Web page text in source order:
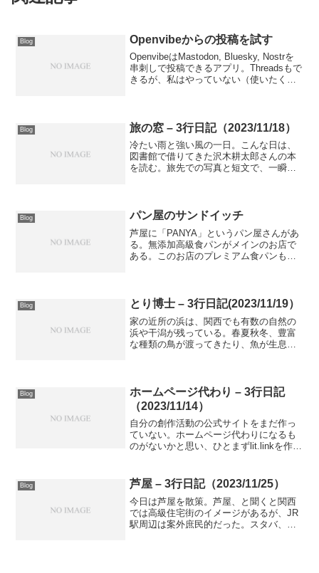
Blog Openvibeからの投稿を試す
OpenvibeはMastodon, Bluesky, Nostrを
串刺しで投稿できるアプリ。Threadsもで
きるが、私はやっていない（使いたくな
Blog 旅の窓 – 3行日記（2023/11/18）
冷たい雨と強い風の一日。こんな日は、
図書館で借りてきた沢木耕太郎さんの本
を読む。旅先での写真と短文で、一瞬を
Blog パン屋のサンドイッチ
芦屋に「PANYA」というパン屋さんがあ
る。無添加高級食パンがメインのお店で
ある。このお店のプレミアム食パンも美
チがあるのだが、結...
Blog とり博士 – 3行日記(2023/11/19）
家の近所の浜は、関西でも有数の自然の
浜や干潟が残っている。春夏秋冬、豊富
な種類の鳥が渡ってきたり、魚が生息し
Blog
ホームページ代わり – 3行日記
（2023/11/14）
自分の創作活動の公式サイトをまだ作っ
ていない。ホームページ代わりになるも
のがないかと思い、ひとまずlit.linkを作っ
ね。
Blog 芦屋 – 3行日記（2023/11/25）
今日は芦屋を散策。芦屋、と聞くと関西
では高級住宅街のイメージがあるが、JR
駅周辺は案外庶民的だった。スタバ、マ